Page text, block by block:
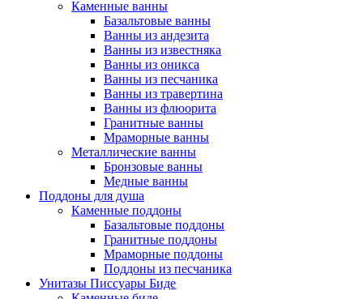
Каменные ванны
Базальтовые ванны
Ванны из андезита
Ванны из известняка
Ванны из оникса
Ванны из песчаника
Ванны из травертина
Ванны из флюорита
Гранитные ванны
Мраморные ванны
Металлические ванны
Бронзовые ванны
Медные ванны
Поддоны для душа
Каменные поддоны
Базальтовые поддоны
Гранитные поддоны
Мраморные поддоны
Поддоны из песчаника
Унитазы Писсуары Биде